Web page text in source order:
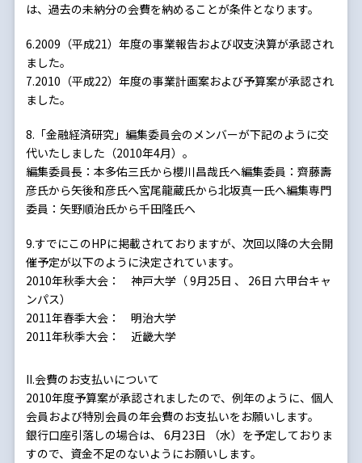
は、過去の未納分の会費を納めることが条件となります。
6.2009（平成21）年度の事業報告および収支決算が承認され
ました。
7.2010（平成22）年度の事業計画案および予算案が承認され
ました。
8.「金融経済研究」編集委員会のメンバーが下記のように交
代いたしました（2010年4月）。
編集委員長：本多佑三氏から櫻川昌哉氏へ編集委員：齊藤壽
彦氏から矢後和彦氏へ宮尾龍蔵氏から北坂真一氏へ編集専門
委員：矢野順治氏から千田隆氏へ
9.すでにこのHPに掲載されておりますが、次回以降の大会開
催予定が以下のように決定されています。
2010年秋季大会： 神戸大学（ 9月25日 、 26日 六甲台キャ
ンパス）
2011年春季大会： 明治大学
2011年秋季大会： 近畿大学
II.会費のお支払いについて
2010年度予算案が承認されましたので、例年のように、個人
会員および特別会員の年会費のお支払いをお願いします。
銀行口座引落しの場合は、 6月23日 （水）を予定しておりま
すので、資金不足のないようにお願いします。